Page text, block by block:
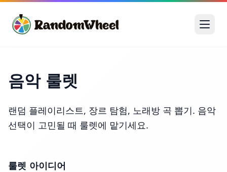
음악 룰렛
랜덤 플레이리스트, 장르 탐험, 노래방 곡 뽑기. 음악
선택이 고민될 때 룰렛에 맡기세요.
룰렛 아이디어